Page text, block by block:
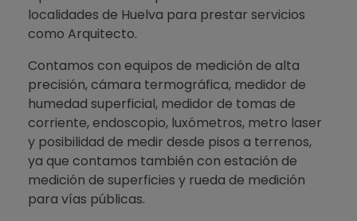
localidades de Huelva para prestar servicios
como Arquitecto.
Contamos con equipos de medición de alta
precisión, cámara termográfica, medidor de
humedad superficial, medidor de tomas de
corriente, endoscopio, luxómetros, metro laser
y posibilidad de medir desde pisos a terrenos,
ya que contamos también con estación de
medición de superficies y rueda de medición
para vías públicas.